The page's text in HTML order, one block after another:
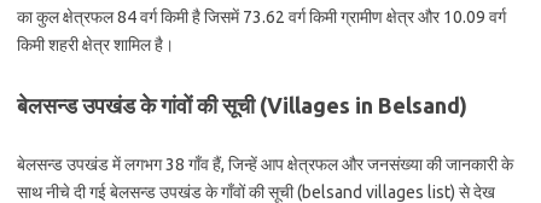
का कुल क्षेत्रफल 84 वर्ग किमी है जिसमें 73.62 वर्ग किमी ग्रामीण क्षेत्र और 10.09 वर्ग
किमी शहरी क्षेत्र शामिल है।
बेलसन्ड उपखंड के गांवों की सूची (Villages in Belsand)
बेलसन्ड उपखंड में लगभग 38 गाँव हैं, जिन्हें आप क्षेत्रफल और जनसंख्या की जानकारी के
साथ नीचे दी गई बेलसन्ड उपखंड के गाँवों की सूची (belsand villages list) से देख